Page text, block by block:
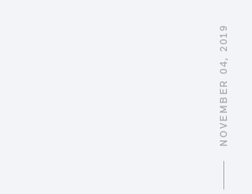
NOVEMBER 04, 2019